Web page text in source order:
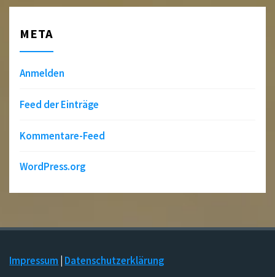
META
Anmelden
Feed der Einträge
Kommentare-Feed
WordPress.org
Impressum Datenschutzerklärung